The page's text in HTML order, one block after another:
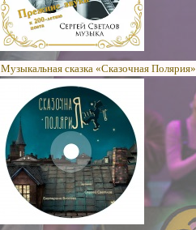
Музыкальная сказка «Сказочная Полярия»